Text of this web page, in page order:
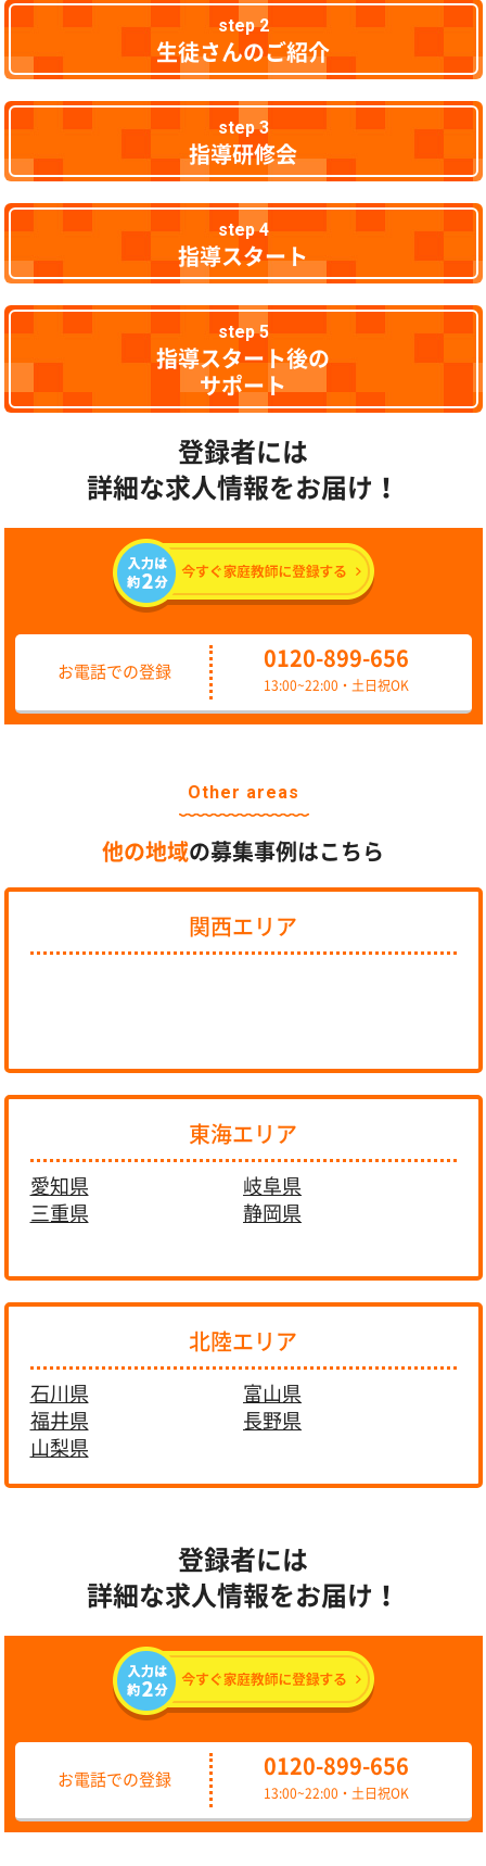
step 2
生徒さんのご紹介
step 3
指導研修会
step 4
指導スタート
step 5
指導スタート後の
サポート
登録者には
詳細な求人情報をお届け！
お電話での登録
0120-899-656
13:00~22:00・土日祝OK
Other areas
他の地域の募集事例はこちら
関西エリア
東海エリア
愛知県
岐阜県
三重県
静岡県
北陸エリア
石川県
富山県
福井県
長野県
山梨県
登録者には
詳細な求人情報をお届け！
お電話での登録
0120-899-656
13:00~22:00・土日祝OK